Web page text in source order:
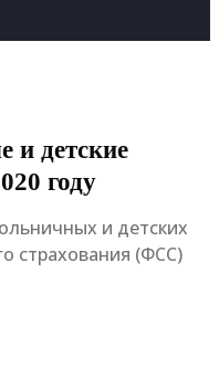
и детские
году
и детских
страхования (ФСС)